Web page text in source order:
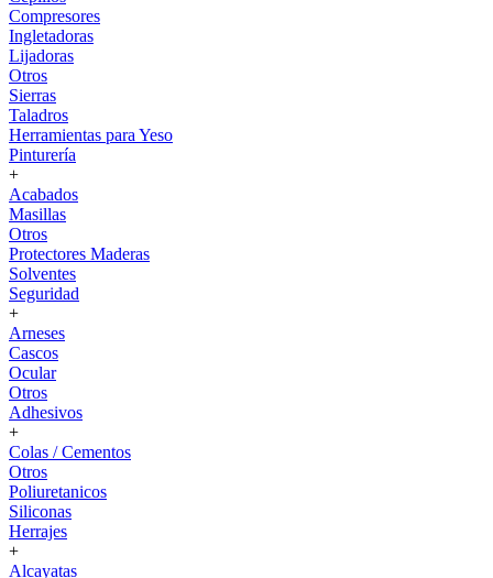
Compresores
Ingletadoras
Lijadoras
Otros
Sierras
Taladros
Herramientas para Yeso
Pinturería
+
Acabados
Masillas
Otros
Protectores Maderas
Solventes
Seguridad
+
Arneses
Cascos
Ocular
Otros
Adhesivos
+
Colas / Cementos
Otros
Poliuretanicos
Siliconas
Herrajes
+
Alcayatas